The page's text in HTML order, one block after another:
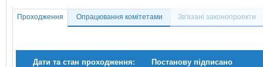
Проходження Опрацювання комітетами Зв'язані законопроекти
Дати та стан проходження: Постанову підписано